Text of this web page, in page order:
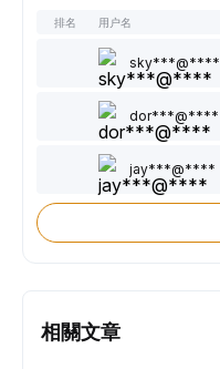
排名 用户名
sky***@****
dor***@****
jay***@****
相關文章